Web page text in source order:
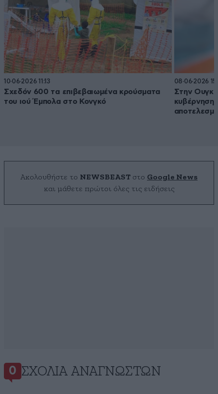
10·06·2026 11:13
Σχεδόν 600 τα επιβεβαιωμένα κρούσματα
του ιού Έμπολα στο Κονγκό
08·06·2026
Στην
κυβέρνηση
Ακολουθήστε το NEWSBEAST στο Google News
και μάθετε πρώτοι όλες τις ειδήσεις
0 ΣΧΌΛΙΑ ΑΝΑΓΝΩΣΤΏΝ